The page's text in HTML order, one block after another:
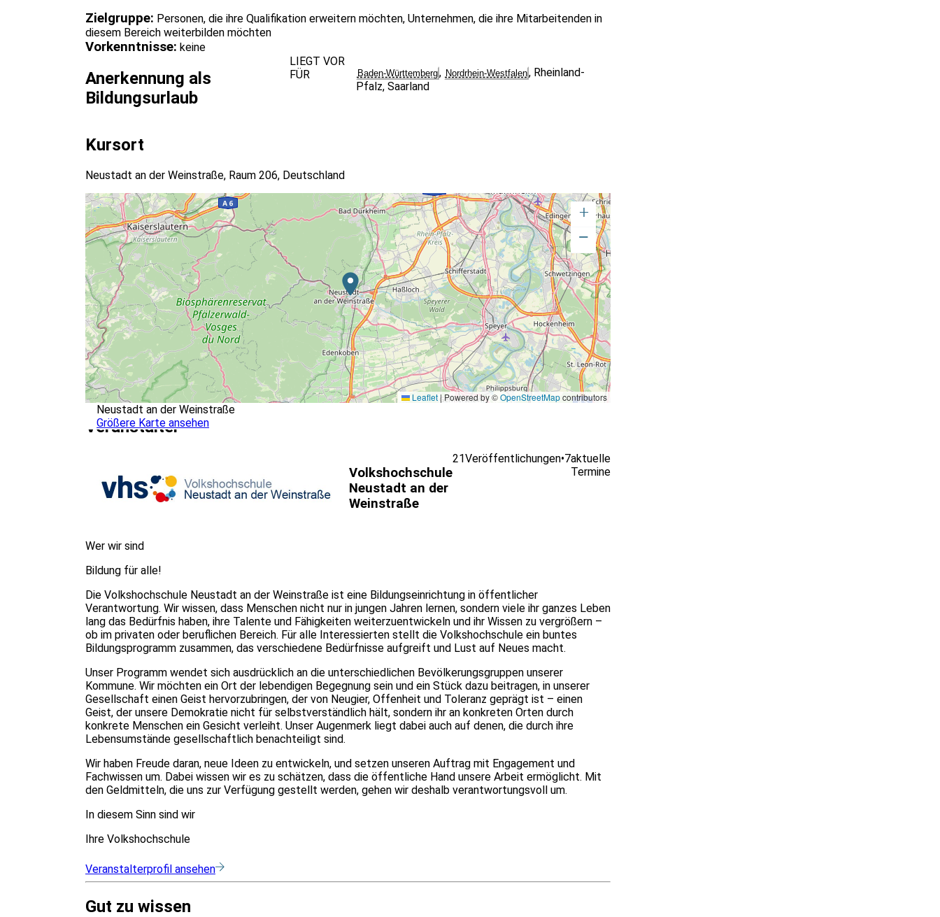
Zielgruppe: Personen, die ihre Qualifikation erweitern möchten, Unternehmen, die ihre Mitarbeitenden in
diesem Bereich weiterbilden möchten
Vorkenntnisse: keine
Anerkennung als
Bildungsurlaub
LIEGT VOR
FÜR
Baden-Württemberg, Nordrhein-Westfalen, Rheinland-
Pfalz, Saarland
Kursort
Neustadt an der Weinstraße, Raum 206, Deutschland
+
−
Leaflet|Powered by ©OpenStreetMapcontributors
Neustadt an der Weinstraße
Größere Karte ansehen
Veranstalter
Volkshochschule
Neustadt an der
Weinstraße
21Veröffentlichungen•7aktuelle
Termine
Wer wir sind
Bildung für alle!
Die Volkshochschule Neustadt an der Weinstraße ist eine Bildungseinrichtung in öffentlicher
Verantwortung. Wir wissen, dass Menschen nicht nur in jungen Jahren lernen, sondern viele ihr ganzes Leben
lang das Bedürfnis haben, ihre Talente und Fähigkeiten weiterzuentwickeln und ihr Wissen zu vergrößern –
ob im privaten oder beruflichen Bereich. Für alle Interessierten stellt die Volkshochschule ein buntes
Bildungsprogramm zusammen, das verschiedene Bedürfnisse aufgreift und Lust auf Neues macht.
Unser Programm wendet sich ausdrücklich an die unterschiedlichen Bevölkerungsgruppen unserer
Kommune. Wir möchten ein Ort der lebendigen Begegnung sein und ein Stück dazu beitragen, in unserer
Gesellschaft einen Geist hervorzubringen, der von Neugier, Offenheit und Toleranz geprägt ist – einen
Geist, der unsere Demokratie nicht für selbstverständlich hält, sondern ihr an konkreten Orten durch
konkrete Menschen ein Gesicht verleiht. Unser Augenmerk liegt dabei auch auf denen, die durch ihre
Lebensumstände gesellschaftlich benachteiligt sind.
Wir haben Freude daran, neue Ideen zu entwickeln, und setzen unseren Auftrag mit Engagement und
Fachwissen um. Dabei wissen wir es zu schätzen, dass die öffentliche Hand unsere Arbeit ermöglicht. Mit
den Geldmitteln, die uns zur Verfügung gestellt werden, gehen wir deshalb verantwortungsvoll um.
In diesem Sinn sind wir
Ihre Volkshochschule
Veranstalterprofil ansehen
Gut zu wissen